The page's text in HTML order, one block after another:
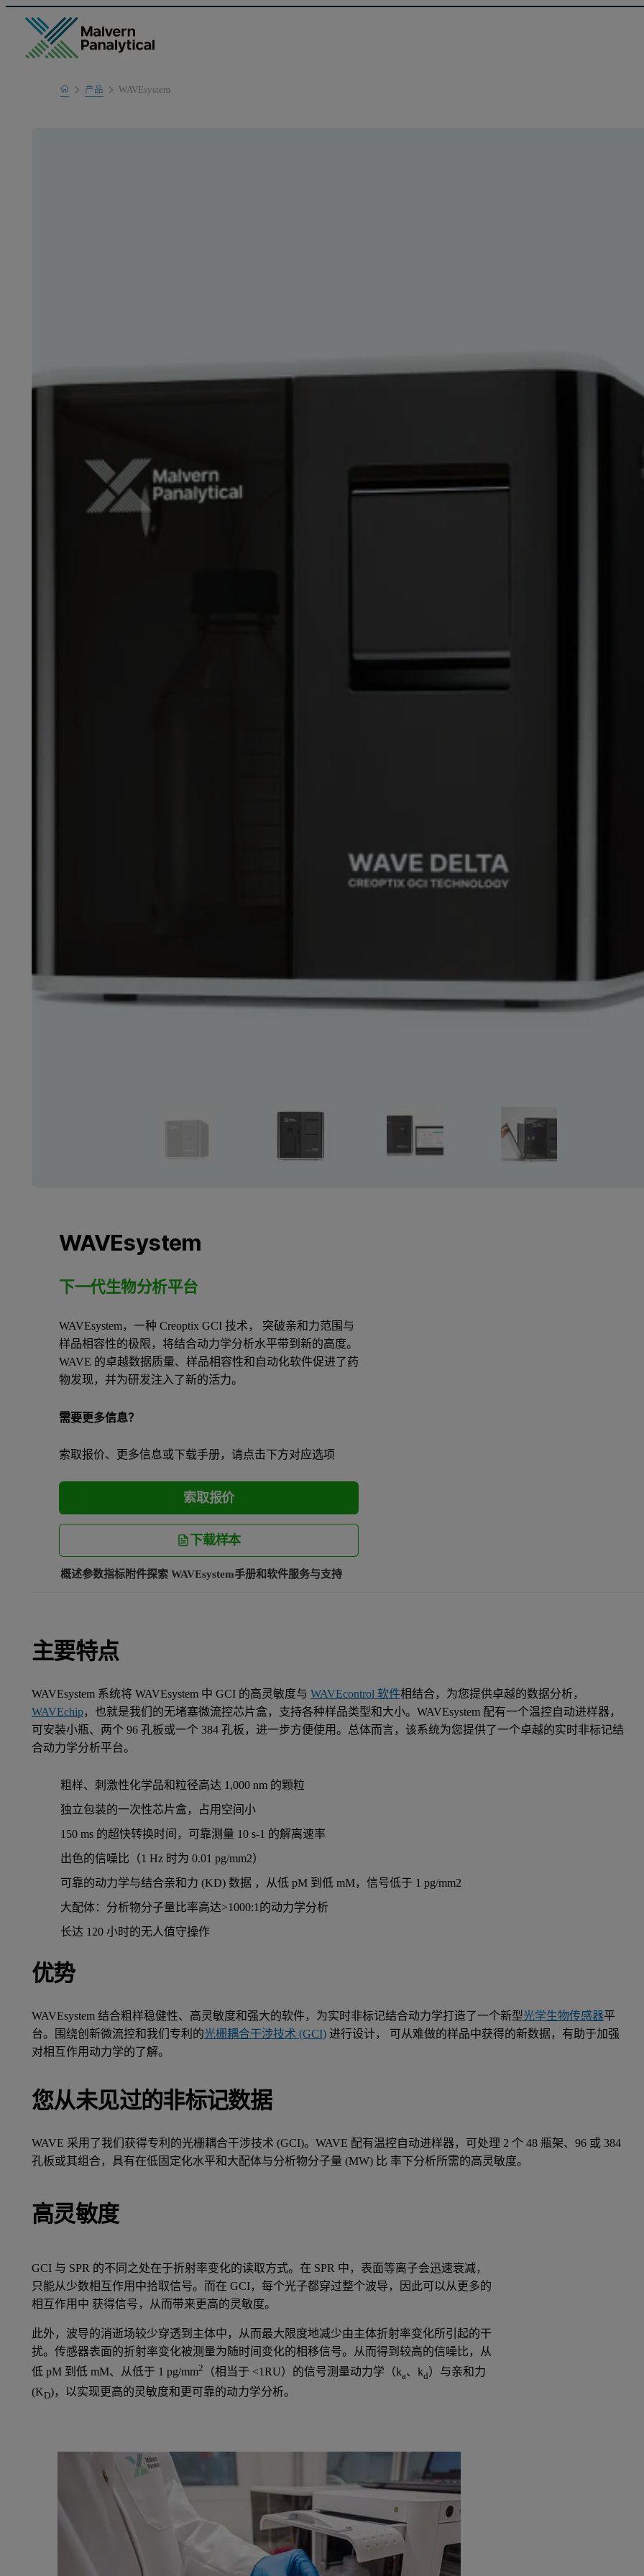
Home产品
产品系列
WAVEsystem
WAVEsystem
下一代生物分析平台
WAVEsystem，一种 Creoptix GCI 技术， 突破亲和力范围与
样品相容性的极限，将结合动力学分析水平带到新的高度。
WAVE 的卓越数据质量、样品相容性和自动化软件促进了药
物发现，并为研发注入了新的活力。
需要更多信息？
索取报价、更多信息或下载手册，请点击下方对应选项
索取报价
下载样本
概述参数指标附件探索 WAVEsystem手册和软件服务与支持
主要特点
WAVEsystem 系统将 WAVEsystem 中 GCI 的高灵敏度与 WAVEcontrol 软件相结合，为您提供卓越的数据分析，
WAVEchip，也就是我们的无堵塞微流控芯片盒，支持各种样品类型和大小。WAVEsystem 配有一个温控自动进样器，
可安装小瓶、两个 96 孔板或一个 384 孔板，进一步方便使用。总体而言，该系统为您提供了一个卓越的实时非标记结
合动力学分析平台。
粗样、刺激性化学品和粒径高达 1,000 nm 的颗粒
独立包装的一次性芯片盒，占用空间小
150 ms 的超快转换时间，可靠测量 10 s-1 的解离速率
出色的信噪比（1 Hz 时为 0.01 pg/mm2）
可靠的动力学与结合亲和力 (KD) 数据 ，从低 pM 到低 mM，信号低于 1 pg/mm2
大配体：分析物分子量比率高达>1000:1的动力学分析
长达 120 小时的无人值守操作
优势
WAVEsystem 结合粗样稳健性、高灵敏度和强大的软件，为实时非标记结合动力学打造了一个新型光学生物传感器平
台。围绕创新微流控和我们专利的光栅耦合干涉技术 (GCI) 进行设计， 可从难做的样品中获得的新数据，有助于加强
对相互作用动力学的了解。
您从未见过的非标记数据
WAVE 采用了我们获得专利的光栅耦合干涉技术 (GCI)。WAVE 配有温控自动进样器，可处理 2 个 48 瓶架、96 或 384
孔板或其组合，具有在低固定化水平和大配体与分析物分子量 (MW) 比 率下分析所需的高灵敏度。
高灵敏度
GCI 与 SPR 的不同之处在于折射率变化的读取方式。在 SPR 中，表面等离子会迅速衰减，
只能从少数相互作用中拾取信号。而在 GCI，每个光子都穿过整个波导，因此可以从更多的
相互作用中 获得信号，从而带来更高的灵敏度。
此外，波导的消逝场较少穿透到主体中，从而最大限度地减少由主体折射率变化所引起的干
扰。传感器表面的折射率变化被测量为随时间变化的相移信号。从而得到较高的信噪比，从
低 pM 到低 mM、从低于 1 pg/mm2 （相当于 <1RU）的信号测量动力学（ka、kd）与亲和力
(KD)，以实现更高的灵敏度和更可靠的动力学分析。